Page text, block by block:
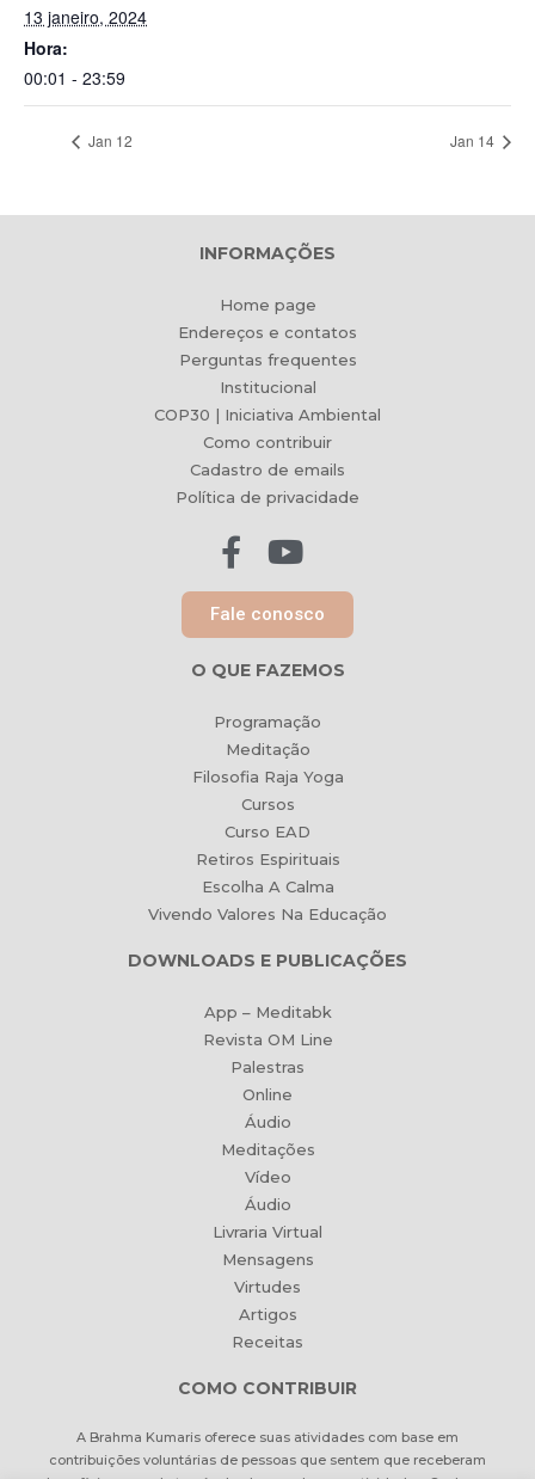
13 janeiro, 2024
Hora:
00:01 - 23:59
Jan 12 Jan 14
INFORMAÇÕES
Home page
Endereços e contatos
Perguntas frequentes
Institucional
COP30 | Iniciativa Ambiental
Como contribuir
Cadastro de emails
Política de privacidade
Fale conosco
O QUE FAZEMOS
Programação
Meditação
Filosofia Raja Yoga
Cursos
Curso EAD
Retiros Espirituais
Escolha A Calma
Vivendo Valores Na Educação
DOWNLOADS E PUBLICAÇÕES
App – Meditabk
Revista OM Line
Palestras
Online
Áudio
Meditações
Vídeo
Áudio
Livraria Virtual
Mensagens
Virtudes
Artigos
Receitas
COMO CONTRIBUIR
A Brahma Kumaris oferece suas atividades com base em
contribuições voluntárias de pessoas que sentem que receberam